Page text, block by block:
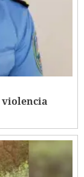
violencia